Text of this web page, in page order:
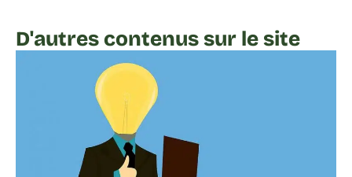
D'autres contenus sur le site